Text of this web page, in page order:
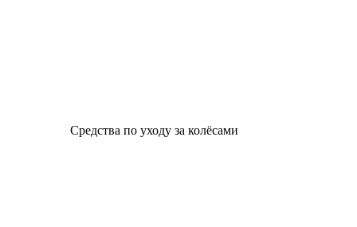
Средства по уходу за колёсами